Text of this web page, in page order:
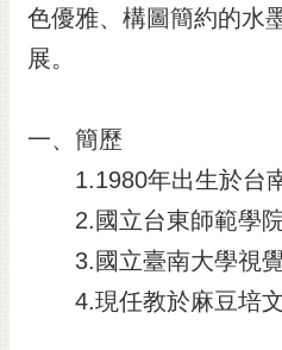
色優雅、構圖簡約的水
展。
一、簡歷
1.1980年出生於台
2.國立台東師範學院
3.國立臺南大學視覺
4.現任教於麻豆培